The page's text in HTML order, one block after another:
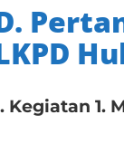
Kegiatan 1.